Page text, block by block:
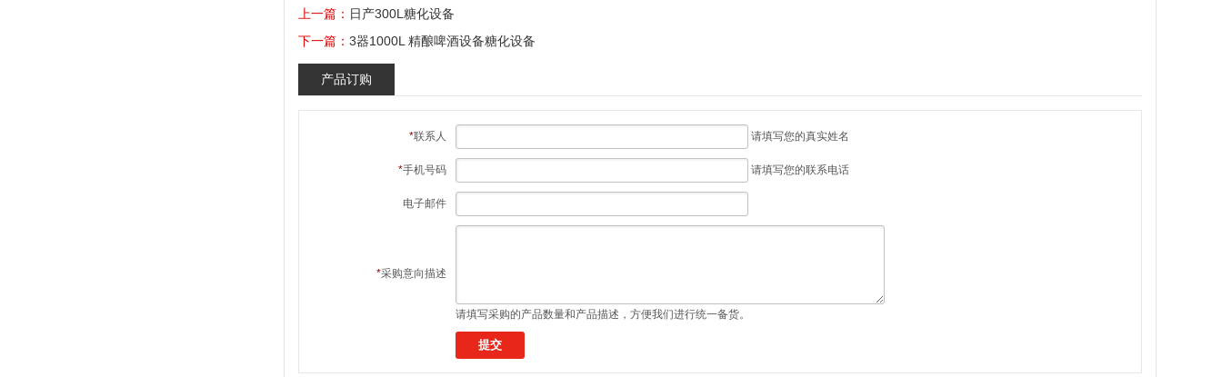
上一篇： 日产300L糖化设备
下一篇： 3器1000L 精酿啤酒设备糖化设备
产品订购
*联系人 请填写您的真实姓名
*手机号码 请填写您的联系电话
电子邮件
*采购意向描述
请填写采购的产品数量和产品描述，方便我们进行统一备货。